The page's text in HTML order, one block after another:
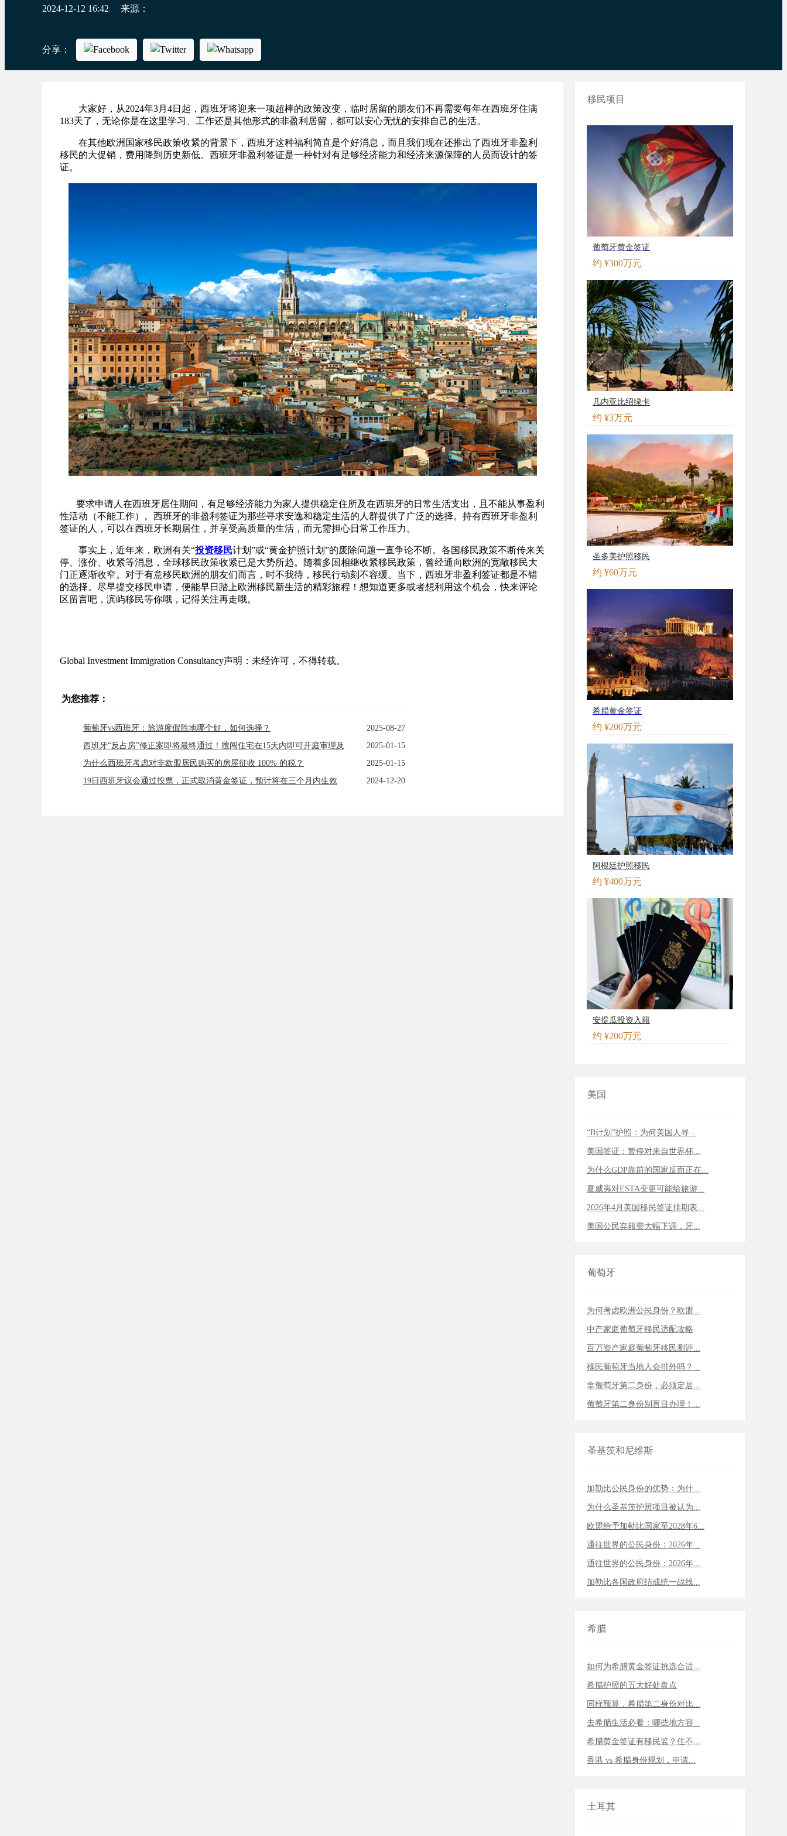
2024-12-12 16:42 来源：
分享：
大家好，从2024年3月4日起，西班牙将迎来一项超棒的政策改变，临时居留的朋友们不再需要每年在西班牙住满
183天了，无论你是在这里学习、工作还是其他形式的非盈利居留，都可以安心无忧的安排自己的生活。
在其他欧洲国家移民政策收紧的背景下，西班牙这种福利简直是个好消息，而且我们现在还推出了西班牙非盈利
移民的大促销，费用降到历史新低。西班牙非盈利签证是一种针对有足够经济能力和经济来源保障的人员而设计的签
证。
要求申请人在西班牙居住期间，有足够经济能力为家人提供稳定住所及在西班牙的日常生活支出，且不能从事盈利
性活动（不能工作）。西班牙的非盈利签证为那些寻求安逸和稳定生活的人群提供了广泛的选择。持有西班牙非盈利
签证的人，可以在西班牙长期居住，并享受高质量的生活，而无需担心日常工作压力。
事实上，近年来，欧洲有关“投资移民计划”或“黄金护照计划”的废除问题一直争论不断。各国移民政策不断传来关
停、涨价、收紧等消息，全球移民政策收紧已是大势所趋。随着多国相继收紧移民政策，曾经通向欧洲的宽敞移民大
门正逐渐收窄。对于有意移民欧洲的朋友们而言，时不我待，移民行动刻不容缓。当下，西班牙非盈利签证都是不错
的选择。尽早提交移民申请，便能早日踏上欧洲移民新生活的精彩旅程！想知道更多或者想利用这个机会，快来评论
区留言吧，滨屿移民等你哦，记得关注再走哦。
Global Investment Immigration Consultancy声明：未经许可，不得转载。
为您推荐：
葡萄牙vs西班牙：旅游度假胜地哪个好，如何选择？
2025-08-27
西班牙“反占房”修正案即将最终通过！擅闯住宅在15天内即可开庭审理及驱逐
2025-01-15
为什么西班牙考虑对非欧盟居民购买的房屋征收 100% 的税？
2025-01-15
19日西班牙议会通过投票，正式取消黄金签证，预计将在三个月内生效
2024-12-20
移民项目
葡萄牙黄金签证
约 ¥300万元
几内亚比绍绿卡
约 ¥3万元
圣多美护照移民
约 ¥60万元
希腊黄金签证
约 ¥200万元
阿根廷护照移民
约 ¥400万元
安提瓜投资入籍
约 ¥200万元
美国
“B计划”护照：为何美国人寻...
美国签证：暂停对来自世界杯...
为什么GDP靠前的国家反而正在...
夏威夷对ESTA变更可能给旅游...
2026年4月美国移民签证排期表...
美国公民弃籍费大幅下调，牙...
葡萄牙
为何考虑欧洲公民身份？欧盟...
中产家庭葡萄牙移民适配攻略
百万资产家庭葡萄牙移民测评...
移民葡萄牙当地人会排外吗？...
拿葡萄牙第二身份，必须定居...
葡萄牙第二身份别盲目办理！...
圣基茨和尼维斯
加勒比公民身份的优势：为什...
为什么圣基茨护照项目被认为...
欧盟给予加勒比国家至2028年6...
通往世界的公民身份：2026年...
通往世界的公民身份：2026年...
加勒比各国政府结成统一战线...
希腊
如何为希腊黄金签证挑选合适...
希腊护照的五大好处盘点
同样预算，希腊第二身份对比...
去希腊生活必看：哪些地方容...
希腊黄金签证有移民监？住不...
香港 vs 希腊身份规划，申请...
土耳其